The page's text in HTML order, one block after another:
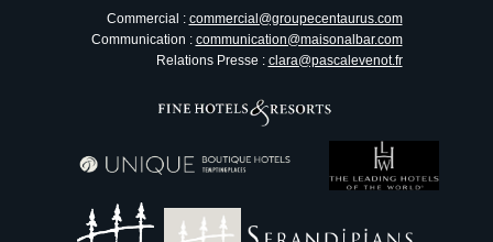
Commercial : commercial@groupecentaurus.com
Communication : communication@maisonalbar.com
Relations Presse : clara@pascalevenot.fr